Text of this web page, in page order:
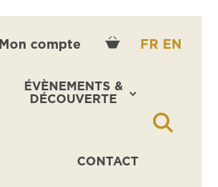
Mon compte FR EN
ÉVÈNEMENTS &
DÉCOUVERTE
CONTACT